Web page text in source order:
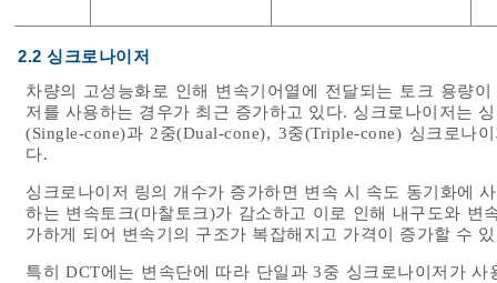
2.2 싱크로나이저
차량의 고성능화로 인해 변속기어열에 전달되는 토크 용량
저를 사용하는 경우가 최근 증가하고 있다. 싱크로나이저는
(Single-cone)과 2중(Dual-cone), 3중(Triple-cone) 싱크로
다.
싱크로나이저 링의 개수가 증가하면 변속 시 속도 동기화에
하는 변속토크(마찰토크)가 감소하고 이로 인해 내구도와
가하게 되어 변속기의 구조가 복잡해지고 가격이 증가할 수
특히 DCT에는 변속단에 따라 단일과 3중 싱크로나이저가